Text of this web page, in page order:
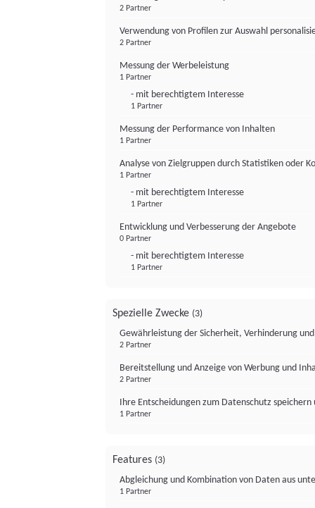
2 Partner
Verwendung von Profilen zur Auswahl
2 Partner
Messung der Werbeleistung
1 Partner
- mit berechtigtem Interesse
1 Partner
Messung der Performance von Inhalten
1 Partner
Analyse von Zielgruppen durch Statistiken oder
1 Partner
- mit berechtigtem Interesse
1 Partner
Entwicklung und Verbesserung der Angebote
0 Partner
- mit berechtigtem Interesse
1 Partner
Spezielle Zwecke (3)
Gewährleistung der Sicherheit, Verhinderung
2 Partner
Bereitstellung und Anzeige von Werbung und
2 Partner
Ihre Entscheidungen zum Datenschutz
1 Partner
Features (3)
Abgleichung und Kombination von Daten aus
1 Partner